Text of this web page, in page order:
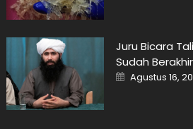
Juru Bicara
Sudah
Posted
on
Agustus 16,